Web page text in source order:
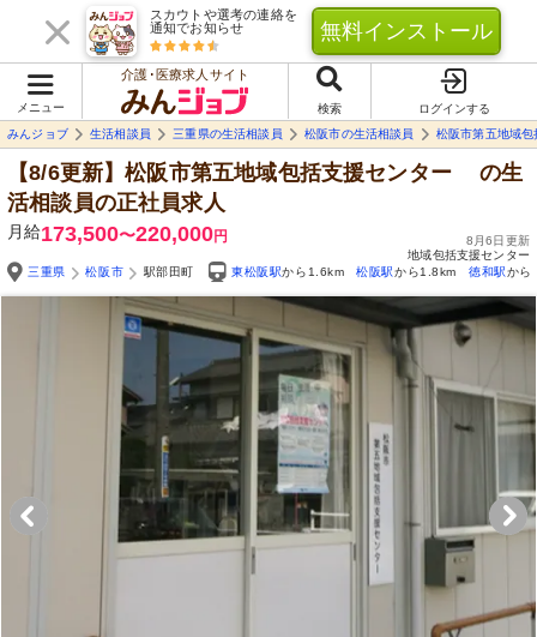
スカウトや選考の連絡を
通知でお知らせ
無料インストール
メニュー
介護･医療求人サイト
検索
ログインする
みんジョブ
生活相談員 三重県の生活相談員 松阪市の生活相談員 松阪市第五地域
【8/6更新】松阪市第五地域包括支援センター
の生
活相談員の正社員求人
月給173,500〜220,000円
8月6日更新
地域包括支援センター
三重県
松阪市 駅部田町 東松阪駅から1.6km 松阪駅から1.8km 徳和駅から